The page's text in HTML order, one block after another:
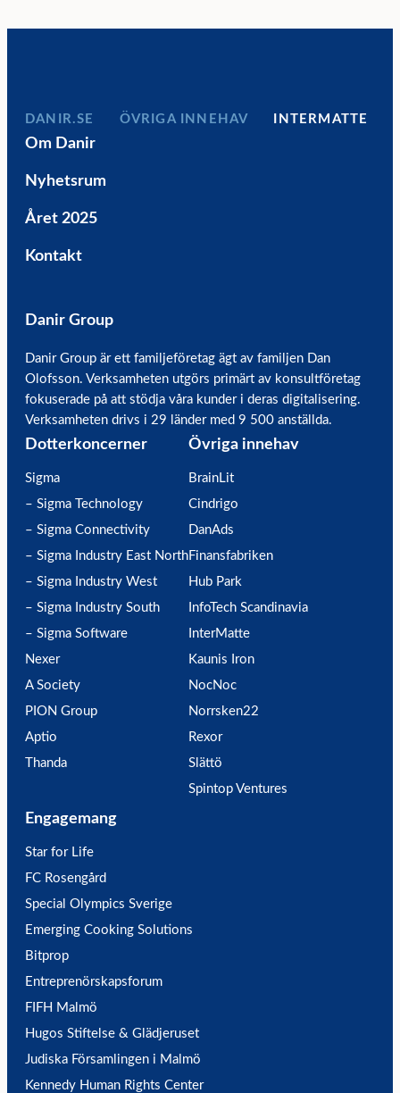
DANIR INNEHAV INTERMATTE
Om Danir
Nyhetsrum
Året 2025
Kontakt
Danir Group
Danir Group är ett familjeföretag ägt av familjen Dan
Olofsson. Verksamheten utgörs primärt av konsultföretag
fokuserade på att stödja våra kunder i deras digitalisering.
Verksamheten drivs i 29 länder med 9 500 anställda.
Dotterkoncerner
Sigma
– Sigma Technology
– Sigma Connectivity
– Sigma Industry East North
– Sigma Industry West
– Sigma Industry South
– Sigma Software
Nexer
A Society
PION Group
Aptio
Thanda
Övriga innehav
BrainLit
Cindrigo
DanAds
Finansfabriken
Hub Park
InfoTech Scandinavia
InterMatte
Kaunis Iron
NocNoc
Norrsken22
Rexor
Slättö
Spintop Ventures
Engagemang
Star for Life
FC Rosengård
Special Olympics Sverige
Emerging Cooking Solutions
Bitprop
Entreprenörskapsforum
FIFH Malmö
Hugos Stiftelse & Glädjeruset
Judiska Församlingen i Malmö
Kennedy Human Rights Center